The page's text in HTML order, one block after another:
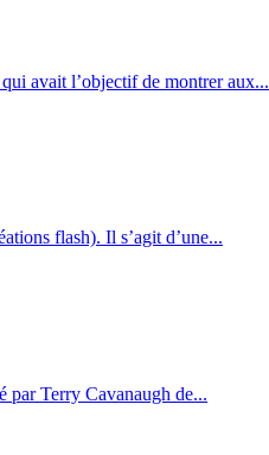
avait l’objectif de montrer aux...
flash). Il s’agit d’une...
par Terry Cavanaugh de...